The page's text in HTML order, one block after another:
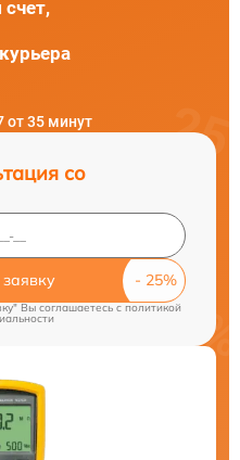
от 35 минут
со
Вы соглашаетесь cполитикой